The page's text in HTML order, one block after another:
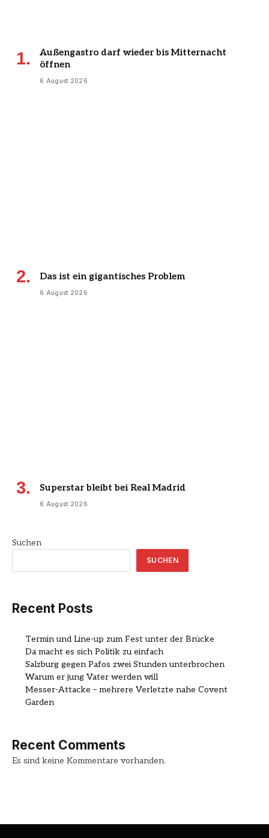
Außengastro darf wieder bis Mitternacht
öffnen
6 August 2026
Das ist ein gigantisches Problem
6 August 2026
Superstar bleibt bei Real Madrid
6 August 2026
Suchen
SUCHEN
Recent Posts
Termin und Line-up zum Fest unter der Brücke
Da macht es sich Politik zu einfach
Salzburg gegen Pafos zwei Stunden unterbrochen
Warum er jung Vater werden will
Messer-Attacke – mehrere Verletzte nahe Covent
Garden
Recent Comments
Es sind keine Kommentare vorhanden.